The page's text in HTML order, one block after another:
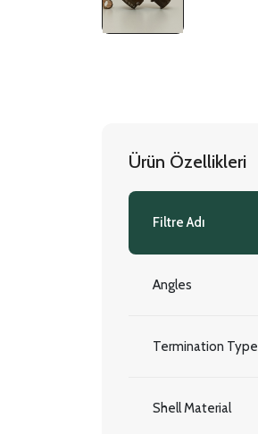
Ürün Özellikleri
Filtre Adı
Angles
Termination Type
Shell Material